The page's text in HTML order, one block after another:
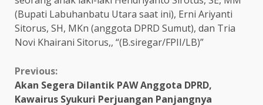
(Bupati Labuhanbatu Utara saat ini), Erni Ariyanti
Sitorus, SH, MKn (anggota DPRD Sumut), dan Tria
Novi Khairani Sitorus,, “(B.siregar/FPII/LB)”
Continue
Reading
Previous:
Akan Segera Dilantik PAW Anggota DPRD,
Kawairus Syukuri Perjuangan Panjangnya